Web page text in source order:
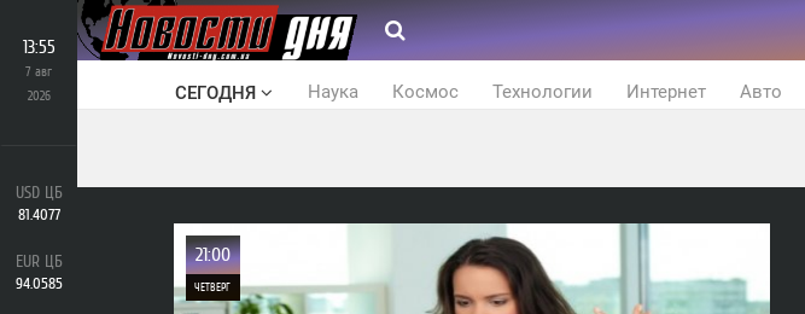
СЕГОДНЯ Наука Космос Технологии Интернет Авто
13:55
7 авг
2026
USD ЦБ
81.4077
EUR ЦБ
94.0585
21:00
ЧЕТВЕРГ